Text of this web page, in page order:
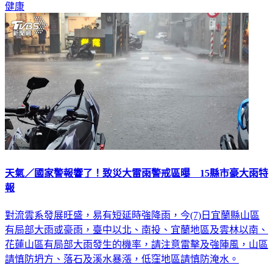
健康
天氣／國家警報響了！致災大雷雨警戒區曝 15縣市豪大雨特
報
對流雲系發展旺盛，易有短延時強降雨，今(7)日宜蘭縣山區
有局部大雨或豪雨，臺中以北、南投、宜蘭地區及雲林以南、
花蓮山區有局部大雨發生的機率，請注意雷擊及強陣風，山區
請慎防坍方、落石及溪水暴漲，低窪地區請慎防淹水。